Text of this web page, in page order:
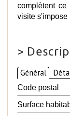
complètent
visite s'impose
>
Général
Code postal
Surface